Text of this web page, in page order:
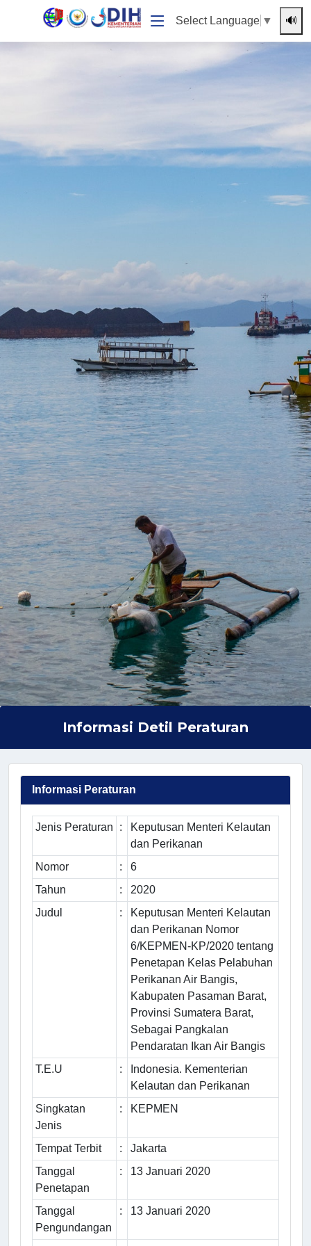
Select Language ▼ 🔊
Informasi Detil Peraturan
Informasi Peraturan
Jenis Peraturan :
Keputusan Menteri Kelautan
dan Perikanan
Nomor
:
6
Tahun
:
2020
Judul
:
Keputusan Menteri Kelautan
dan Perikanan Nomor
6/KEPMEN-KP/2020 tentang
Penetapan Kelas Pelabuhan
Perikanan Air Bangis,
Kabupaten Pasaman Barat,
Provinsi Sumatera Barat,
Sebagai Pangkalan
Pendaratan Ikan Air Bangis
T.E.U
:
Indonesia. Kementerian
Kelautan dan Perikanan
Singkatan
Jenis
: KEPMEN
Tempat Terbit :
Jakarta
Tanggal
Penetapan
: 13 Januari 2020
Tanggal
Pengundangan
: 13 Januari 2020